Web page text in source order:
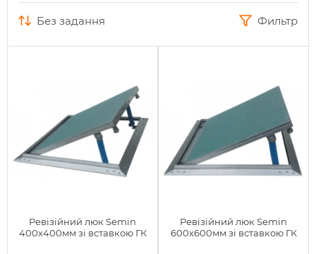
без задання Фильтр
Ревізійний люк Semin
400х400мм зі вставкою ГК
Ревізійний люк Semin
600х600мм зі вставкою ГК